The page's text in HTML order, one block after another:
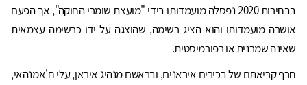
בבחירות 2020 נפסלה מועמדותו בידי "מועצת שומרי החוקה", אך הפעם
אושרה מועמדותו והוא הציג רשימה, שהוצגה על ידו כרשימה עצמאית
שאינה שמרנית או רפורמיסטית.
חרף קריאתם של בכירים איראנים, ובראשם מנהיג איראן, עלי ח'אמנהאי,